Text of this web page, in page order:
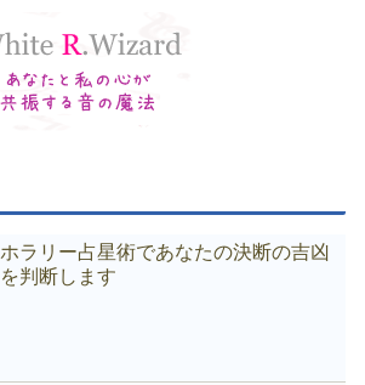
ホラリー占星術であなたの決断の吉凶
を判断します